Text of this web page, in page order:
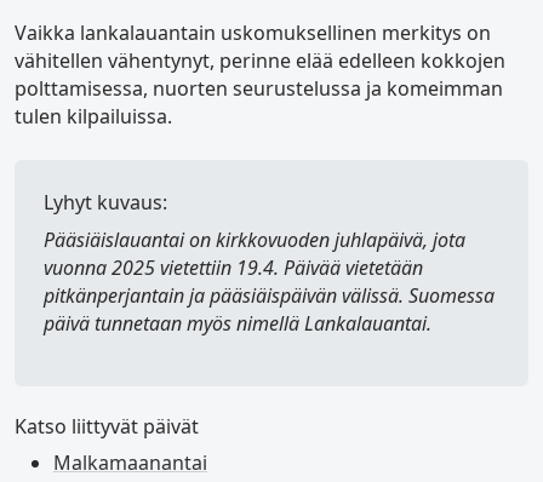
Vaikka lankalauantain uskomuksellinen merkitys on
vähitellen vähentynyt, perinne elää edelleen kokkojen
polttamisessa, nuorten seurustelussa ja komeimman
tulen kilpailuissa.
Lyhyt kuvaus:
Pääsiäislauantaion kirkkovuoden juhlapäivä, jota
vuonna 2025 vietettiin 19.4. Päivää vietetään
pitkänperjantain ja pääsiäispäivän välissä. Suomessa
päivä tunnetaan myös nimelläLankalauantai.
Katso liittyvät päivät
Malkamaanantai